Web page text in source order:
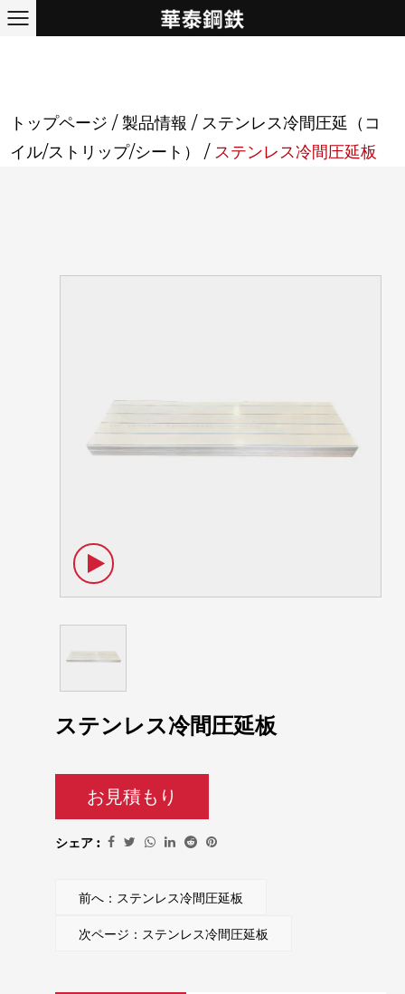
トップページ / 製品情報 / ステンレス冷間圧延（コ
イル/ストリップ/シート）
/ ステンレス冷間圧延板
ステンレス冷間圧延板
お見積もり
シェア :
前へ：ステンレス冷間圧延板
次ページ：ステンレス冷間圧延板